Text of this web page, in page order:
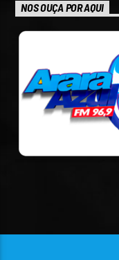
NOS OUÇA POR AQUI